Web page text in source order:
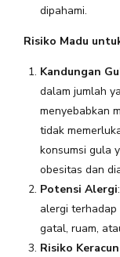
dipahami.
Risiko Madu
Kandungan
dalam jumlah
menyebabkan
tidak
konsumsi gula
obesitas dan
Potensi Alergi
alergi
gatal, ruam,
Risiko